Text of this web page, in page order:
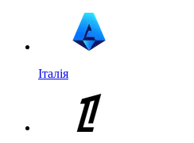
Італія